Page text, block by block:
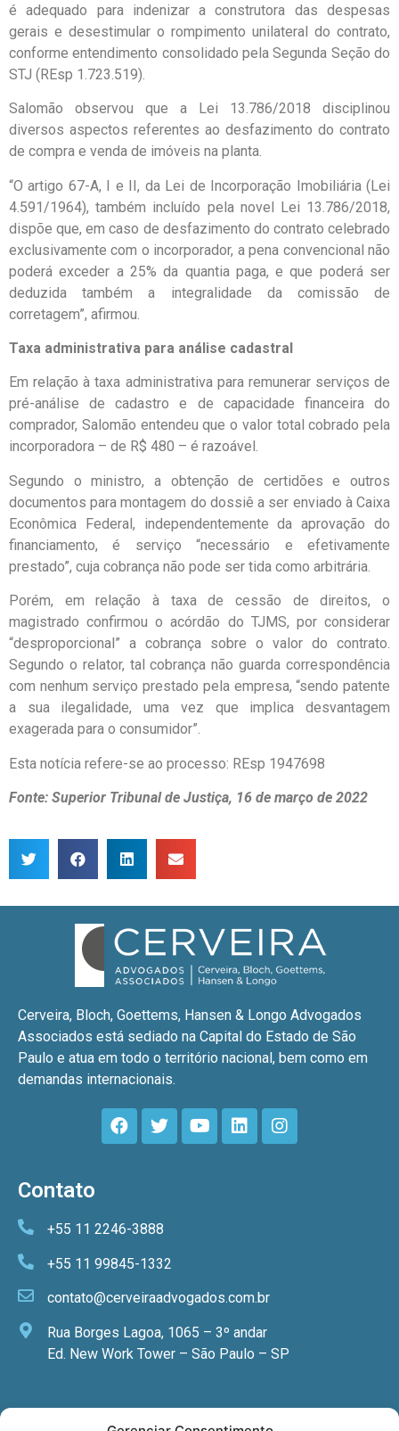
é adequado para indenizar a construtora das despesas
gerais e desestimular o rompimento unilateral do contrato,
conforme entendimento consolidado pela Segunda Seção do
STJ (REsp 1.723.519).
Salomão observou que a Lei 13.786/2018 disciplinou
diversos aspectos referentes ao desfazimento do contrato
de compra e venda de imóveis na planta.
“O artigo 67-A, I e II, da Lei de Incorporação Imobiliária (Lei
4.591/1964), também incluído pela novel Lei 13.786/2018,
dispõe que, em caso de desfazimento do contrato celebrado
exclusivamente com o incorporador, a pena convencional não
poderá exceder a 25% da quantia paga, e que poderá ser
deduzida também a integralidade da comissão de
corretagem”, afirmou.
Taxa administrativa para análise cadastral
Em relação à taxa administrativa para remunerar serviços de
pré-análise de cadastro e de capacidade financeira do
comprador, Salomão entendeu que o valor total cobrado pela
incorporadora – de R$ 480 – é razoável.
Segundo o ministro, a obtenção de certidões e outros
documentos para montagem do dossiê a ser enviado à Caixa
Econômica Federal, independentemente da aprovação do
financiamento, é serviço “necessário e efetivamente
prestado”, cuja cobrança não pode ser tida como arbitrária.
Porém, em relação à taxa de cessão de direitos, o
magistrado confirmou o acórdão do TJMS, por considerar
“desproporcional” a cobrança sobre o valor do contrato.
Segundo o relator, tal cobrança não guarda correspondência
com nenhum serviço prestado pela empresa, “sendo patente
a sua ilegalidade, uma vez que implica desvantagem
exagerada para o consumidor”.
Esta notícia refere-se ao processo: REsp 1947698
Fonte: Superior Tribunal de Justiça, 16 de março de 2022
Cerveira, Bloch, Goettems, Hansen & Longo Advogados
Associados está sediado na Capital do Estado de São
Paulo e atua em todo o território nacional, bem como em
demandas internacionais.
Contato
+55 11 2246-3888
+55 11 99845-1332
contato@cerveiraadvogados.com.br
Rua Borges Lagoa, 1065 – 3º andar
Ed. New Work Tower – São Paulo – SP
Newsletter